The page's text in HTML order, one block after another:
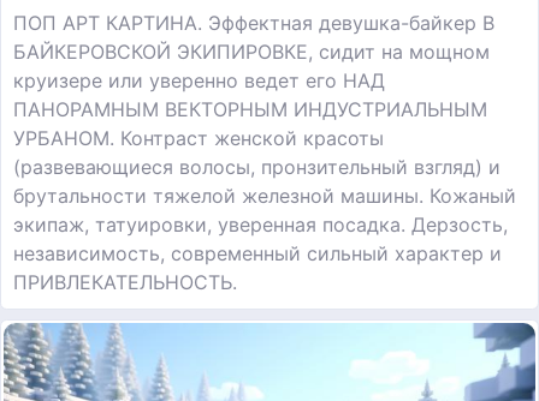
ПОП АРТ КАРТИНА. Эффектная девушка-байкер В
БАЙКЕРОВСКОЙ ЭКИПИРОВКЕ, сидит на мощном
круизере или уверенно ведет его НАД
ПАНОРАМНЫМ ВЕКТОРНЫМ ИНДУСТРИАЛЬНЫМ
УРБАНОМ. Контраст женской красоты
(развевающиеся волосы, пронзительный взгляд) и
брутальности тяжелой железной машины. Кожаный
экипаж, татуировки, уверенная посадка. Дерзость,
независимость, современный сильный характер и
ПРИВЛЕКАТЕЛЬНОСТЬ.